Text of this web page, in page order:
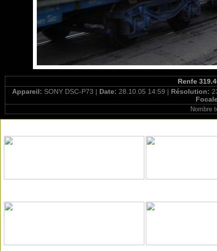
Renfe
Appareil: SONY DSC-P73 | Date: 28.10.05 14:59 | Résolution:
Nombre